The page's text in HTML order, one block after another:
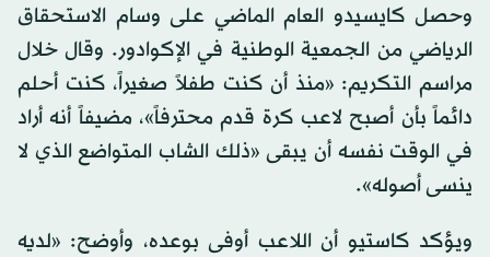
وحصل كايسيدو العام الماضي على وسام الاستحقاق
الرياضي من الجمعية الوطنية في الإكوادور. وقال خلال
مراسم التكريم: «منذ أن كنت طفلاً صغيراً، كنت أحلم
دائماً بأن أصبح لاعب كرة قدم محترفاً»، مضيفاً أنه أراد
في الوقت نفسه أن يبقى «ذلك الشاب المتواضع الذي لا
ينسى أصوله».
ويؤكد كاستيو أن اللاعب أوفى بوعده، وأوضح: «لديه